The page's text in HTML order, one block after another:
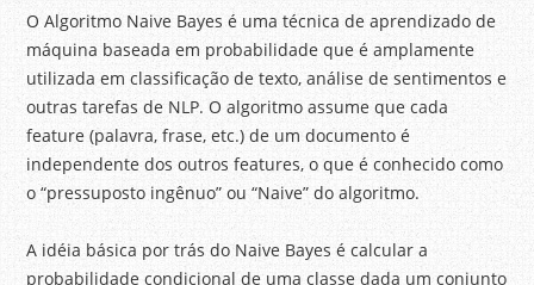
O Algoritmo Naive Bayes é uma técnica de aprendizado de
máquina baseada em probabilidade que é amplamente
utilizada em classificação de texto, análise de sentimentos e
outras tarefas de NLP. O algoritmo assume que cada
feature (palavra, frase, etc.) de um documento é
independente dos outros features, o que é conhecido como
o “pressuposto ingênuo” ou “Naive” do algoritmo.
A idéia básica por trás do Naive Bayes é calcular a
probabilidade condicional de uma classe dada um conjunto